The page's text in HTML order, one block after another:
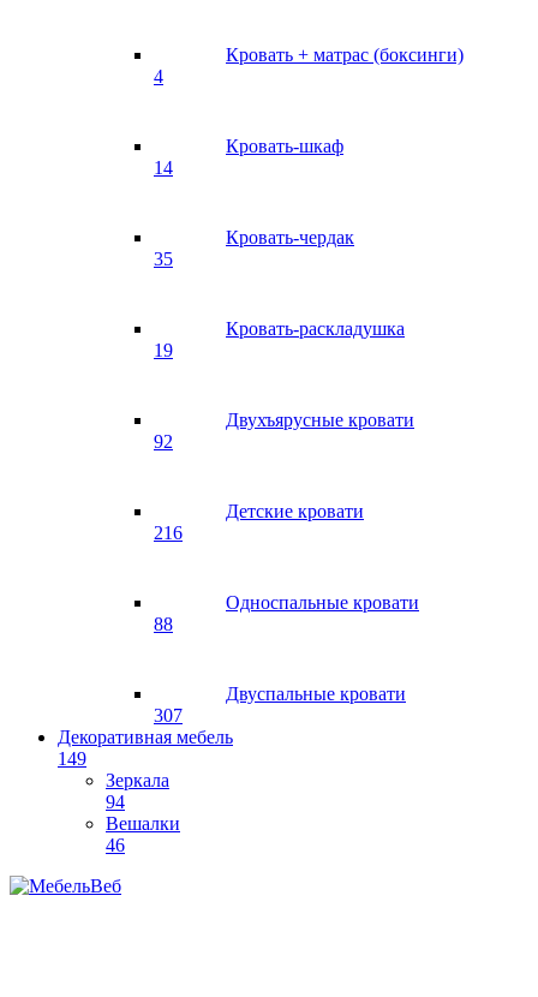
Кровать + матрас (боксинги)
4
Кровать-шкаф
14
Кровать-чердак
35
Кровать-раскладушка
19
Двухъярусные кровати
92
Детские кровати
216
Односпальные кровати
88
Двуспальные кровати
307
Декоративная мебель
149
Зеркала
94
Вешалки
46